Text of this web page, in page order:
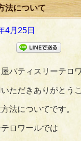
法について
4月25日
パティスリーテロ
ただきありがとう
法についてです。
ロワールでは